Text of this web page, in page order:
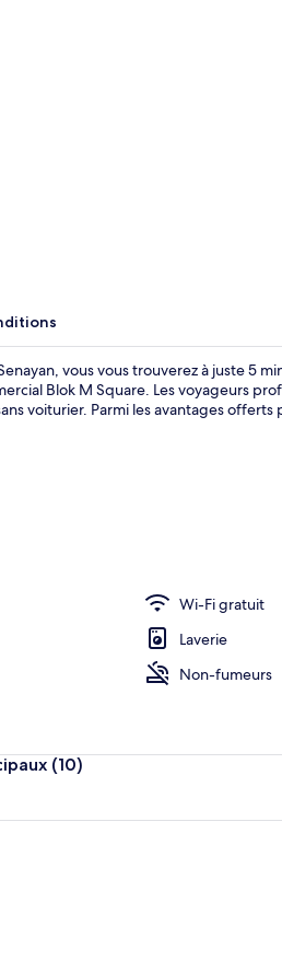
vous vous trouverez à juste 5
Blok M Square. Les voyageurs
voiturier. Parmi les avantages
Wi-Fi gratuit
Laverie
Non-fumeurs
(10)